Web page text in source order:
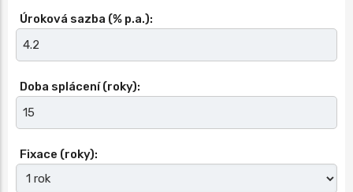
Úroková sazba (% p.a.):
Doba splácení (roky):
Fixace (roky):